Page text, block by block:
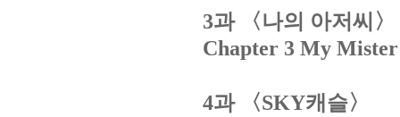
3과 〈나의 아저씨〉
Chapter 3 My Mister
4과 〈SKY캐슬〉